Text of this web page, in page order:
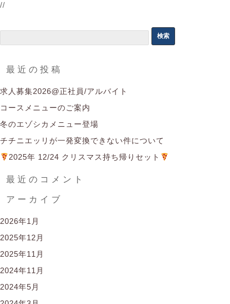
//
検
最近の投稿
求人募集2026@正社員/アルバイト
コースメニューのご案内
冬のエゾシカメニュー登場
チチニエッリが一発変換できない件について
2025年 12/24 クリスマス持ち帰りセット
最近のコメント
アーカイブ
2026年1月
2025年12月
2025年11月
2024年11月
2024年5月